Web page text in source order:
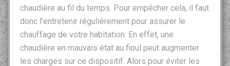
chaudière au fil du temps. Pour empêcher cela, il faut
donc l’entretenir régulièrement pour assurer le
chauffage de votre habitation. En effet, une
chaudière en mauvais état au fioul peut augmenter
les charges sur ce dispositif. Alors pour éviter les